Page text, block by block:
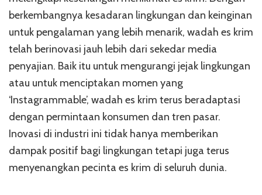
berkembangnya kesadaran lingkungan dan keinginan
untuk pengalaman yang lebih menarik, wadah es krim
telah berinovasi jauh lebih dari sekedar media
penyajian. Baik itu untuk mengurangi jejak lingkungan
atau untuk menciptakan momen yang
‘Instagrammable’, wadah es krim terus beradaptasi
dengan permintaan konsumen dan tren pasar.
Inovasi di industri ini tidak hanya memberikan
dampak positif bagi lingkungan tetapi juga terus
menyenangkan pecinta es krim di seluruh dunia.